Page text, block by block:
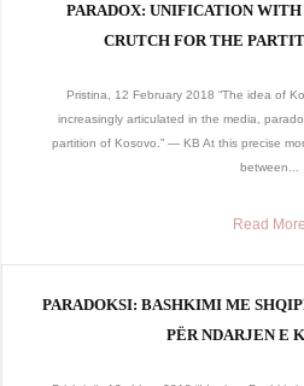
PARADOX: UNIFICATION WITH
CRUTCH FOR THE
Pristina, 12 February 2018 “The idea of
increasingly articulated in the media,
partition of Kosovo.” — KB At this precise
between...
Read More
PARADOKSI: BASHKIMI ME
PËR NDARJEN E